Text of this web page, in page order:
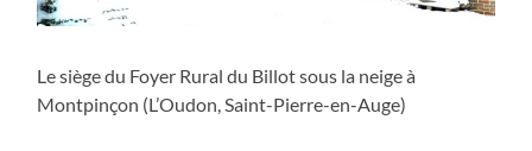
Le siège du Foyer Rural du Billot sous la neige à
Montpinçon (L’Oudon, Saint-Pierre-en-Auge)